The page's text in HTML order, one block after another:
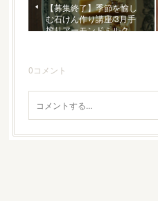
【募集終了】季節を愉し
む石けん作り講座/3月手
搾りアーモンドミルク…
0コメント